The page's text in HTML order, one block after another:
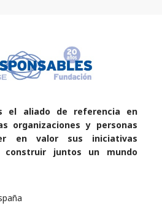
el aliado de referencia en
organizaciones y personas
en valor sus iniciativas
construir juntos un mundo